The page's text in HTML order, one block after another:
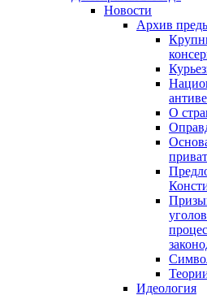
Новости
Архив
О
Идеология